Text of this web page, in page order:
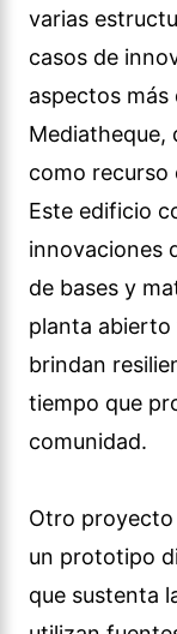
varias
casos de
aspectos más
Mediatheque,
como recurso
Este edificio
innovaciones
de bases y
planta abierto
brindan
tiempo que
comunidad.
Otro proyecto
un prototipo
que sustenta